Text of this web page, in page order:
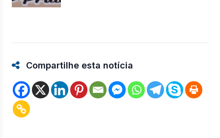
Compartilhe esta notícia